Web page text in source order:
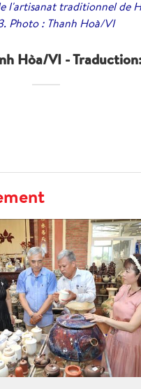
l'artisanat traditionnel de
Photo : Thanh Hoà/VI
Hòa/VI -